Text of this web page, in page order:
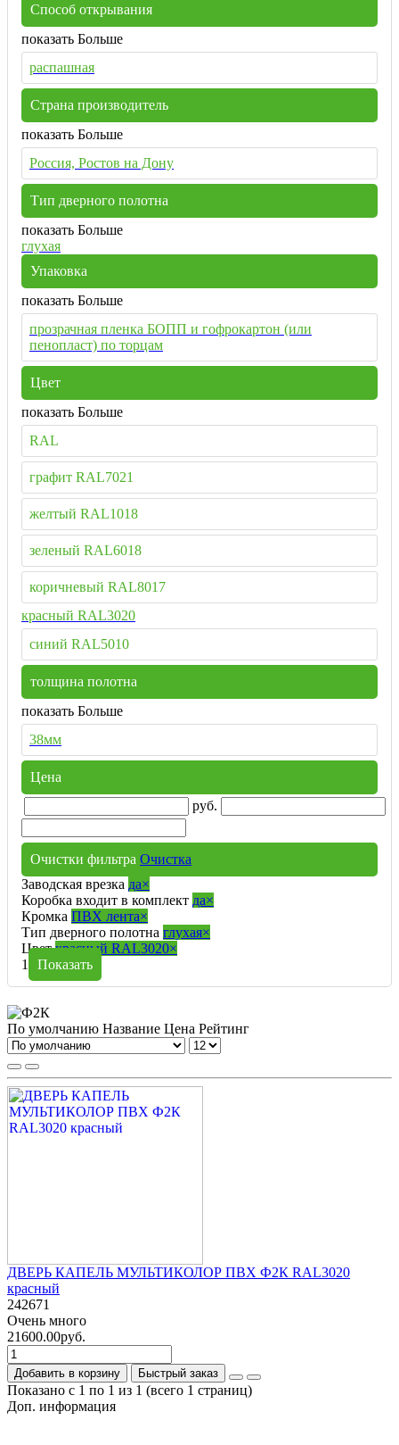
Способ открывания
показать Больше
распашная
Страна производитель
показать Больше
Россия, Ростов на Дону
Тип дверного полотна
показать Больше
глухая
Упаковка
показать Больше
прозрачная пленка БОПП и гофрокартон (или
пенопласт) по торцам
Цвет
показать Больше
RAL
графит RAL7021
желтый RAL1018
зеленый RAL6018
коричневый RAL8017
красный RAL3020
синий RAL5010
толщина полотна
показать Больше
38мм
Цена
руб.
Очистки фильтра Очистка
Заводская врезка да×
Коробка входит в комплект да×
Кромка ПВХ лента×
Тип дверного полотна глухая×
Цвет красный RAL3020×
1
Показать
По умолчанию Название Цена Рейтинг
ДВЕРЬ КАПЕЛЬ МУЛЬТИКОЛОР ПВХ Ф2К RAL3020
красный
242671
Очень много
21600.00руб.
Добавить в корзину Быстрый заказ
Показано с 1 по 1 из 1 (всего 1 страниц)
Доп. информация